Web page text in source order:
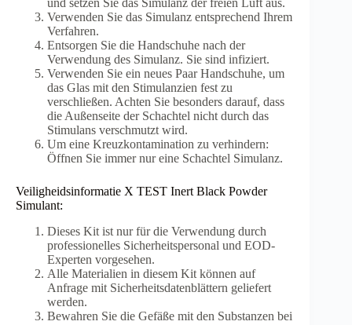
Verwenden Sie das Simulanz entsprechend Ihrem
Verfahren.
Entsorgen Sie die Handschuhe nach der
Verwendung des Simulanz. Sie sind infiziert.
Verwenden Sie ein neues Paar Handschuhe, um
das Glas mit den Stimulanzien fest zu
verschließen. Achten Sie besonders darauf, dass
die Außenseite der Schachtel nicht durch das
Stimulans verschmutzt wird.
Um eine Kreuzkontamination zu verhindern:
Öffnen Sie immer nur eine Schachtel Simulanz.
Veiligheidsinformatie X TEST Inert Black Powder
Simulant:
Dieses Kit ist nur für die Verwendung durch
professionelles Sicherheitspersonal und EOD-
Experten vorgesehen.
Alle Materialien in diesem Kit können auf
Anfrage mit Sicherheitsdatenblättern geliefert
werden.
Bewahren Sie die Gefäße mit den Substanzen bei